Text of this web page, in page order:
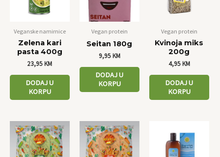
Veganske namirnice
Zelena kari
pasta 400g
23,95KM
DODAJ U
KORPU
Vegan protein
Seitan 180g
9,95KM
DODAJ U
KORPU
Vegan protein
Kvinoja miks
200g
4,95KM
DODAJ U
KORPU